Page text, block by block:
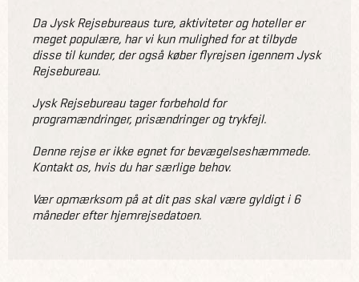
Da Jysk Rejsebureaus ture, aktiviteter og hoteller er
meget populære, har vi kun mulighed for at tilbyde
disse til kunder, der også køber flyrejsen igennem Jysk
Rejsebureau.
Jysk Rejsebureau tager forbehold for
programændringer, prisændringer og trykfejl.
Denne rejse er ikke egnet for bevægelseshæmmede.
Kontakt os, hvis du har særlige behov.
Vær opmærksom på at dit pas skal være gyldigt i 6
måneder efter hjemrejsedatoen.